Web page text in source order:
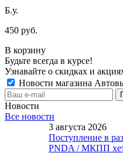
Б.у.
450 руб.
В корзину
Будьте всегда в курсе!
Узнавайте о скидках и
Новости магазина
Новости
Все новости
3 августа 2026
Поступление в
PNDA / МКПП